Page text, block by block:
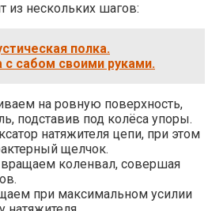
из нескольких шагов:
полка.
с сабом своими руками.
на ровную поверхность,
подставив под колёса упоры.
натяжителя цепи, при этом
щелчок.
коленвал, совершая
при максимальном усилии